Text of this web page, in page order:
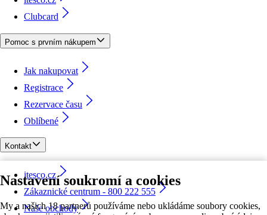
Nastavení soukromí a cookies
My a našich 18 partnerů používáme nebo ukládáme soubory cookies,
Clubcard
Pomoc s prvním nákupem
Jak nakupovat
Registrace
Rezervace času
Oblíbené
Kontakt
itesco.cz
Zákaznické centrum - 800 222 555
Naše obchody